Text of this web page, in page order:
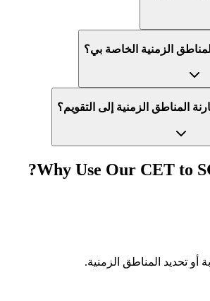
الزمنية الخاصة بي؟
المناطق الزمنية إلى التقويم؟
Why Use Our CET to
أو تحديد المناطق الزمنية.